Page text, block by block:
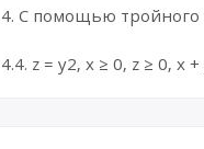
4. С помощью тройного
4.4. z = y2, x ≥ 0, z ≥ 0, x +